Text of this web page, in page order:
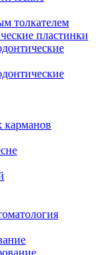
толкателем
пластинки
карманов